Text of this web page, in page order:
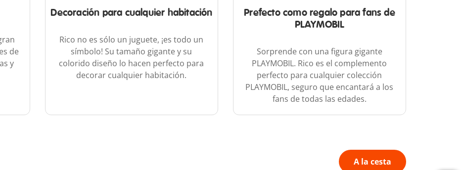
de
y
Decoración para cualquier habitación
Rico no es sólo un juguete, ¡es todo un
símbolo! Su tamaño gigante y su
colorido diseño lo hacen perfecto para
decorar cualquier habitación.
Prefecto como regalo para fans de
PLAYMOBIL
Sorprende con una figura gigante
PLAYMOBIL. Rico es el complemento
perfecto para cualquier colección
PLAYMOBIL, seguro que encantará a los
fans de todas las edades.
A la cesta